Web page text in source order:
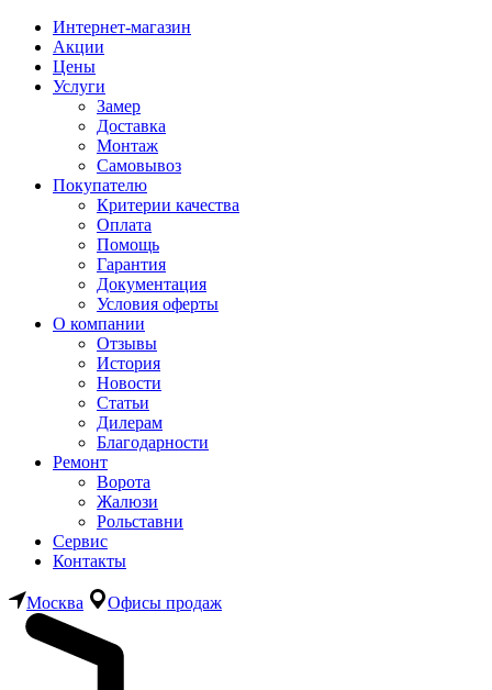
Интернет-магазин
Акции
Цены
Услуги
Замер
Доставка
Монтаж
Самовывоз
Покупателю
Критерии качества
Оплата
Помощь
Гарантия
Документация
Условия оферты
О компании
Отзывы
История
Новости
Статьи
Дилерам
Благодарности
Ремонт
Ворота
Жалюзи
Рольставни
Сервис
Контакты
Москва Офисы продаж